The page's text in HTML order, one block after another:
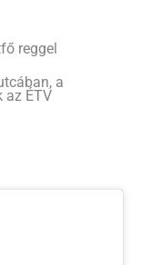
reggel
a
az ÉTV